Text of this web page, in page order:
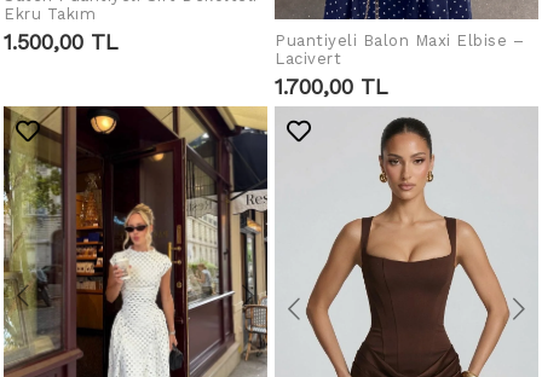
Ekru Takım
1.500,00 TL
IN DEN WARENKORB
Puantiyeli Balon Maxi Elbise –
Lacivert
1.700,00 TL